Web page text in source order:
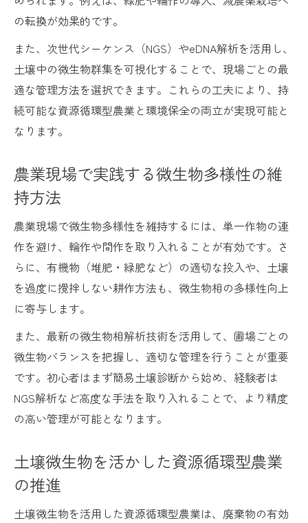
の転換が効果的です。
また、次世代シーケンス（NGS）やeDNA解析を活用し、
土壌中の微生物群集を可視化することで、現場ごとの最
適な管理方法を選択できます。これらの工夫により、持
続可能な資源循環型農業と環境保全の両立が実現可能と
なります。
農業現場で実践する微生物多様性の維
持方法
農業現場で微生物多様性を維持するには、単一作物の連
作を避け、輪作や間作を取り入れることが有効です。さ
らに、有機物（堆肥・緑肥など）の適切な投入や、土壌
を過度に攪拌しない耕作方法も、微生物相の多様性向上
に寄与します。
また、最新の微生物相解析技術を活用して、圃場ごとの
微生物バランスを把握し、適切な管理を行うことが重要
です。初心者はまず簡易土壌診断から始め、経験者は
NGS解析など高度な手法を取り入れることで、より精度
の高い管理が可能となります。
土壌微生物を活かした資源循環型農業
の推進
土壌微生物を活用した資源循環型農業は、廃棄物の有効